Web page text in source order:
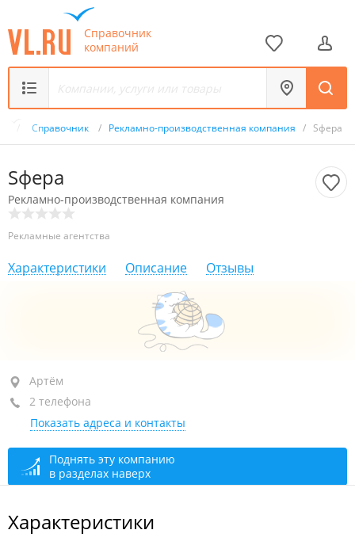
Справочник
компаний
Справочник / Рекламно-производственная компания / Sфера
Sфера
Рекламно-производственная компания
Рекламные агентства
Характеристики Описание Отзывы
Артём, ул. Вокзальная, 98/1
+7 914 705-99-13
+7 (423) 275-99-13
сегодня закрыто
Артём
2 телефона
Показать адреса и контакты
Поднять эту компанию
в разделах наверх
Характеристики